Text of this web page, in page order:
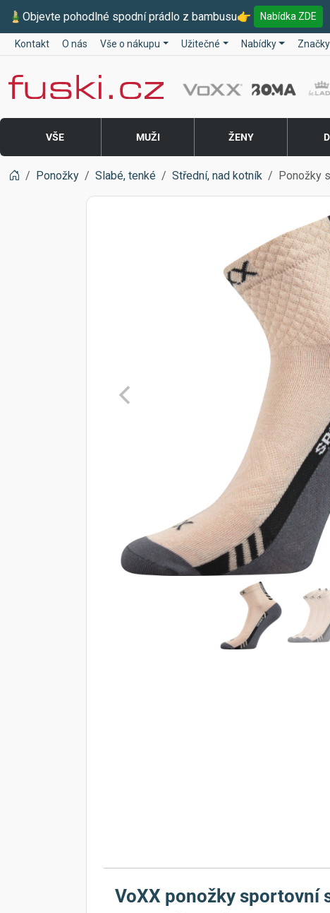
🎍 Objevte pohodlné spodní prádlo z bambusu👉 Nabídka ZDE
Kontakt O nás Vše o nákupu Užitečné Nabídky Značky
Fuski BOMA
VŠE MUŽI ŽENY
Ponožky Slabé, tenké Střední, nad kotník Ponožky
VoXX ponožky sportovní